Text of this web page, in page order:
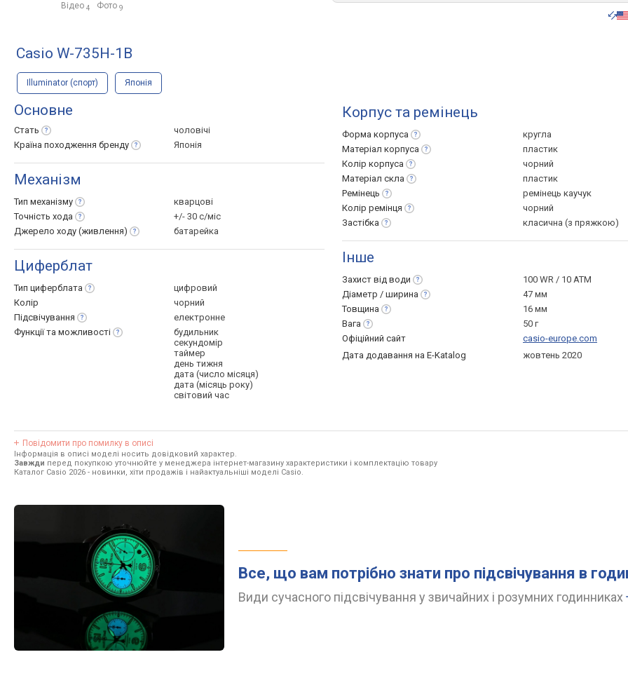
Відео 4 Фото 9
Casio W-735H-1B
Illuminator (спорт) Японія
Основне
Стать
чоловічі
Країна походження бренду Японія
Механізм
Тип механізму
кварцові
Точність хода
+/- 30 с/міс
Джерело ходу (живлення) батарейка
Циферблат
Тип циферблата
цифровий
Колір
чорний
Підсвічування
електронне
Функції та можливості
будильник
секундомір
таймер
день тижня
дата (число місяця)
дата (місяць року)
світовий час
Корпус та ремінець
Форма корпуса
кругла
Матеріал корпуса
пластик
Колір корпуса
чорний
Матеріал скла
пластик
Ремінець
ремінець каучук
Колір ремінця
чорний
Застібка
класична (з пряжкою)
Інше
Захист від води
100 WR / 10 ATM
Діаметр / ширина
47 мм
Товщина
16 мм
Вага
50 г
Офіційний сайт
casio-europe.com
Дата додавання на E-Katalog
жовтень 2020
Повідомити про помилку в описі
Інформація в описі моделі носить довідковий характер.
Завжди перед покупкою уточнюйте у менеджера інтернет-магазину характеристики і комплектацію товару
Каталог Casio 2026 - новинки, хіти продажів і найактуальніші моделі Casio.
Все, що вам потрібно знати про підсвічування в
Види сучасного підсвічування у звичайних і розумних годинниках